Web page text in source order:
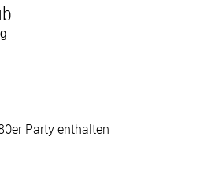
Party enthalten